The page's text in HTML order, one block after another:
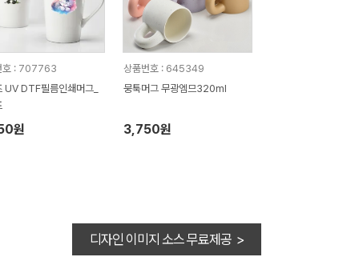
호 : 707763
UV DTF필름인쇄머그_
원
상품번호 : 645349
뭉툭머그 무광엠므320ml
3,750원
디자인 이미지 소스 무료제공 >